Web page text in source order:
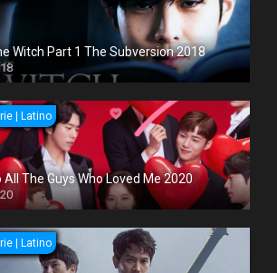
Witch Part 1 The Subversion 2018
| Latino
All The Guys Who Loved Me 2020
| Latino